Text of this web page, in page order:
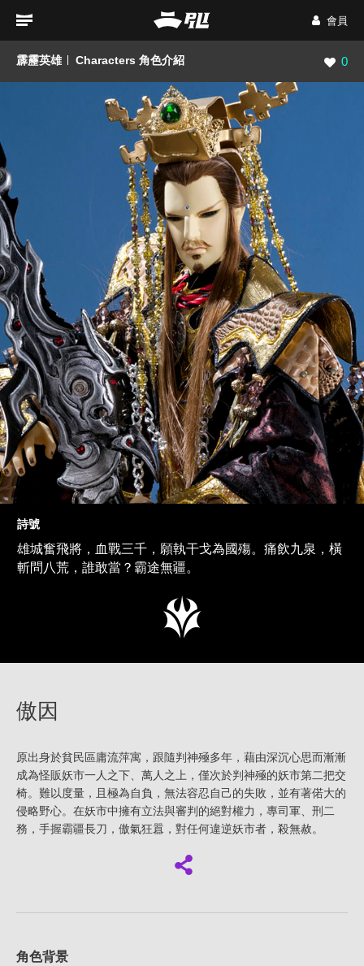
會員
霹靂英雄 Characters 角色介紹 瀏覽
0
詩號
雄城奮飛將，血戰三千，願執干戈為國殤。痛飲九泉，橫
斬問八荒，誰敢當？霸途無疆。
傲因
原出身於貧民區庸流萍寓，跟隨判神殛多年，藉由深沉心思而漸漸
成為怪販妖市一人之下、萬人之上，僅次於判神殛的妖市第二把交
椅。難以度量，且極為自負，無法容忍自己的失敗，並有著偌大的
侵略野心。在妖市中擁有立法與審判的絕對權力，專司軍、刑二
務，手握霸疆長刀，傲氣狂囂，對任何違逆妖市者，殺無赦。
角色背景